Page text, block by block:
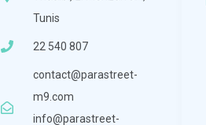
Tunis
22 540 807
contact@parastreet-
m9.com
info@parastreet-